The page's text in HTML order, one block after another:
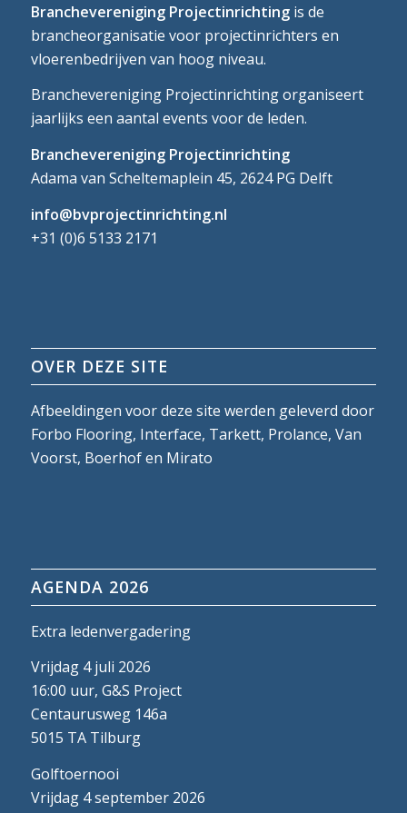
Branchevereniging Projectinrichtingis de
brancheorganisatie voor projectinrichters en
vloerenbedrijven van hoog niveau.
Branchevereniging Projectinrichting organiseert
jaarlijks een aantal events voor de leden.
Branchevereniging Projectinrichting
Adama van Scheltemaplein 45, 2624 PG Delft
info@bvprojectinrichting.nl
+31 (0)6 5133 2171
OVER DEZE SITE
Afbeeldingen voor deze site werden geleverd door
Forbo Flooring, Interface, Tarkett, Prolance, Van
Voorst, Boerhof en Mirato
AGENDA 2026
Extra ledenvergadering
Vrijdag 4 juli 2026
16:00 uur, G&S Project
Centaurusweg 146a
5015 TA Tilburg
Golftoernooi
Vrijdag 4 september 2026